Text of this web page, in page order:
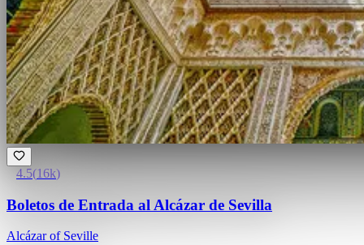
4.5(16k)
Boletos de Entrada al Alcázar de Sevilla
Alcázar of Seville